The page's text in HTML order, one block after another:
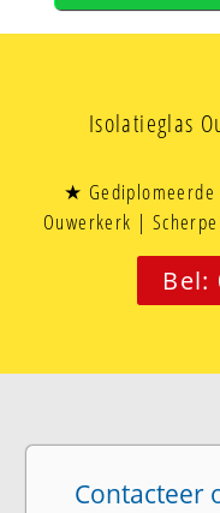
Isolatieglas
★ Gediplomeerde
Ouwerkerk |
Bel:
Contacteer